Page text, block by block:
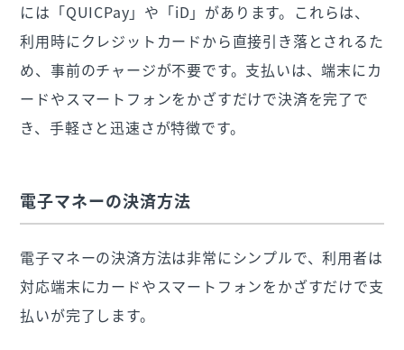
には「QUICPay」や「iD」があります。これらは、
利用時にクレジットカードから直接引き落とされるた
め、事前のチャージが不要です。支払いは、端末にカ
ードやスマートフォンをかざすだけで決済を完了で
き、手軽さと迅速さが特徴です。
電子マネーの決済方法
電子マネーの決済方法は非常にシンプルで、利用者は
対応端末にカードやスマートフォンをかざすだけで支
払いが完了します。